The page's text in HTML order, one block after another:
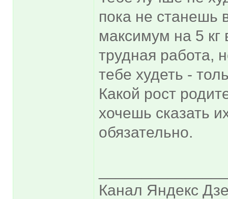
пока не станешь
максимум на 5 кг
трудная работа,
тебе худеть -
Какой рост
хочешь сказать
обязательно.
Канал Яндекс